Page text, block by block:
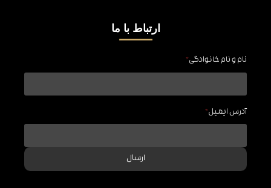
ارتباط با ما
نام و نام خانوادگی*
آدرس ایمیل*
ارسال